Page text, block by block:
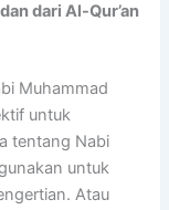
dari Al-Qur’an
Muhammad
untuk
tentang Nabi
untuk
Atau